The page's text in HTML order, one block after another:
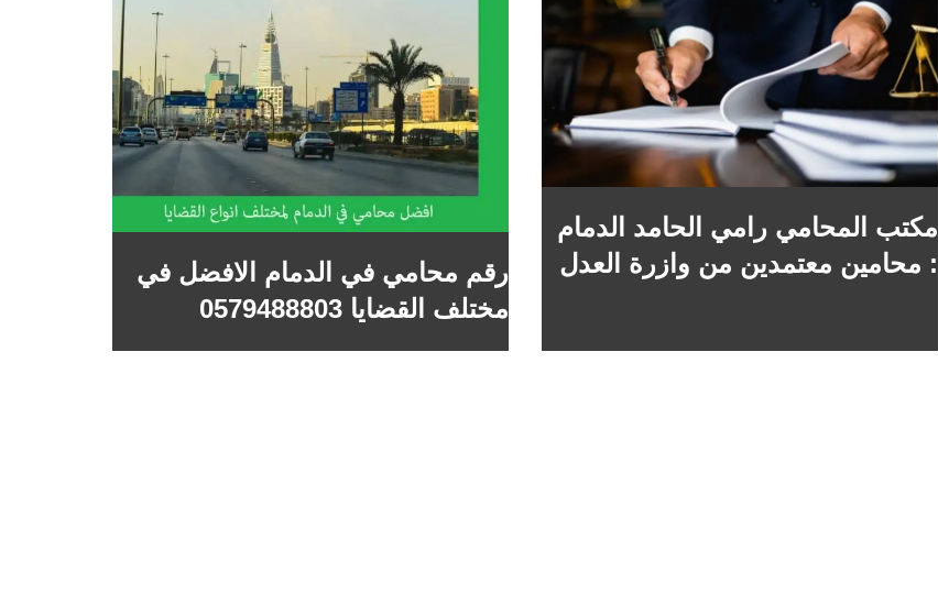
مكتب المحامي رامي الحامد الدمام
: محامين معتمدين من وازرة العدل
رقم محامي في الدمام الافضل في
مختلف القضايا 0579488803